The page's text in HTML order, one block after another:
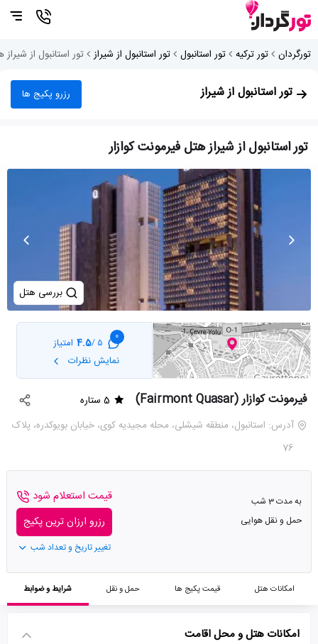
تورگردان تور ترکیه تور استانبول تور استانبول از شیراز تور استانبول از
تور استانبول از شیراز رزرو پکیج ها
تور استانبول از شیراز هتل فیرمونت کوازار
بررسی هتل
0
5 /
4.5 امتیاز
نمایش نظرات
فیرمونت کوازار (Fairmont Quasar)
5 ستاره
آدرس: استانبول، منطقه شیشلی، محله مجیدیه کوی، خیابان بویوکدره، پلاک
76
به مدت 3 شب
حمل و نقل هوایی
قیمت استعلام شود
رزرو ارزان ترین پکیج
تغییر تاریخ و تعداد شب
امکانات هتل قیمت پکیج ها حمل و نقل شرایط و ضوابط
امکانات هتل و محل اقامت